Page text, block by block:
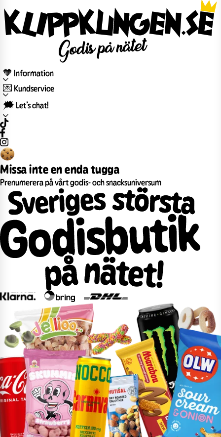
🧡 Information
💌 Kundservice
🗯️ Let’s chat!
Missa inte en enda tugga
Prenumerera på vårt godis- och snacksuniversum